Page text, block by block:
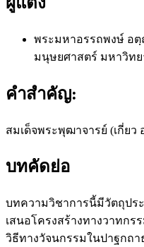
พระมหาอรรถพงษ์ อ
มนุษยศาสตร์ มหาวิท
คำสำคัญ:
สมเด็จพระพุฒาจารย์ (เกี่ยว
บทคัดย่อ
บทความวิชาการนี้มีวัตถุปร
เสนอโครงสร้างทางวาทกร
วิธีทางวัจนกรรมในปาฐกถา